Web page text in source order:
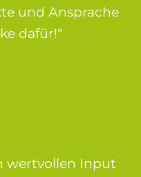
und Ansprache
dafür!“
wertvollen Input